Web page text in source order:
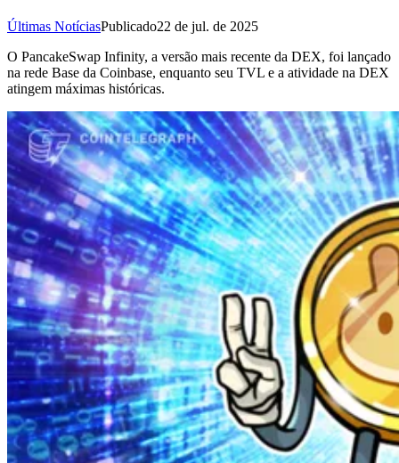
Últimas NotíciasPublicado22 de jul. de 2025
O PancakeSwap Infinity, a versão mais recente da DEX, foi lançado
na rede Base da Coinbase, enquanto seu TVL e a atividade na DEX
atingem máximas históricas.